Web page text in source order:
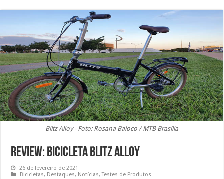
Blitz Alloy - Foto: Rosana Baioco / MTB Brasília
Review: Bicicleta Blitz Alloy
26 de fevereiro de 2021
Bicicletas, Destaques, Notícias,Testes de Produtos